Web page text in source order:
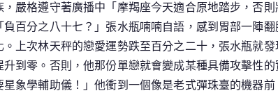
，嚴格遵守著廣播中「摩羯座今天適合原地踏步，否
負百分之八十七？」張水瓶喃喃自語，感到胃部一陣
。上次林天秤的戀愛運勢跌至百分之二十，張水瓶就
升到零。否則，他那份單戀就會變成某種具備攻擊性的
星象學輔助儀！」他衝到一個像是老式彈珠臺的機器